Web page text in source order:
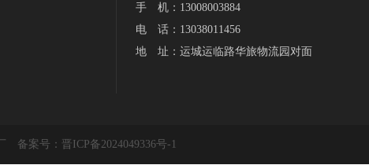
手 机：13008003884
电 话：13038011456
地 址：运城运临路华旅物流园对面
备案号： 晋ICP备2024049336号-1